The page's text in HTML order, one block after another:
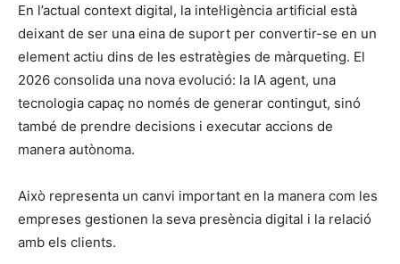
En l’actual context digital, la inteŀligència artificial està
deixant de ser una eina de suport per convertir-se en un
element actiu dins de les estratègies de màrqueting. El
2026 consolida una nova evolució: la IA agent, una
tecnologia capaç no només de generar contingut, sinó
també de prendre decisions i executar accions de
manera autònoma.
Això representa un canvi important en la manera com les
empreses gestionen la seva presència digital i la relació
amb els clients.